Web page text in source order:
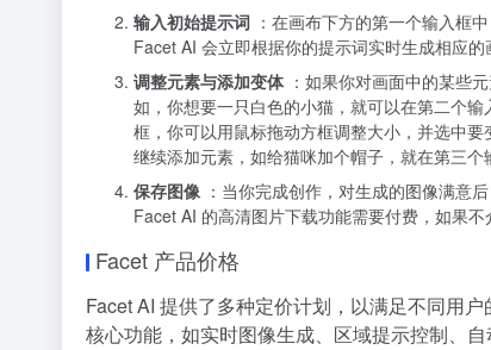
输入初始提示词 ：在画布下方的第一个输入框
Facet AI 会立即根据你的提示词实时生成相应的
调整元素与添加变体：如果你对画面中的某些
如，你想要一只白色的小猫，就可以在第二个
框，你可以用鼠标拖动方框调整大小，并选中
继续添加元素，如给猫咪加个帽子，就在第三
保存图像 ：当你完成创作，对生成的图像满意
Facet AI 的高清图片下载功能需要付费，如果不
Facet 产品价格
Facet AI 提供了多种定价计划，以满足不同用
核心功能，如实时图像生成、区域提示控制、